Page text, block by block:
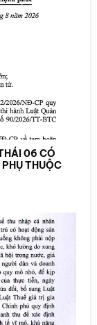
06 CÓ
THUỘC